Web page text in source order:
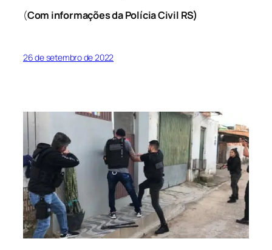
(Com informações da Polícia Civil RS)
26 de setembro de 2022